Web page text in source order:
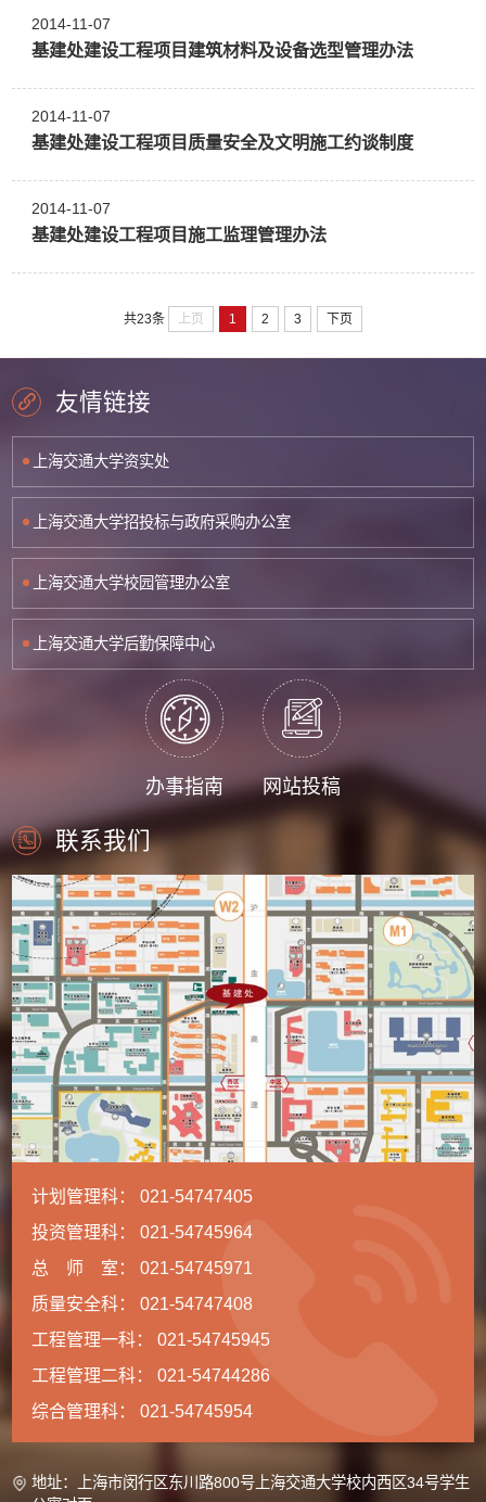
2014-11-07
基建处建设工程项目建筑材料及设备选型管理办法
2014-11-07
基建处建设工程项目质量安全及文明施工约谈制度
2014-11-07
基建处建设工程项目施工监理管理办法
共23条 上页 1 2 3 下页
友情链接
上海交通大学资实处
上海交通大学招投标与政府采购办公室
上海交通大学校园管理办公室
上海交通大学后勤保障中心
办事指南 网站投稿
联系我们
计划管理科： 021-54747405
投资管理科： 021-54745964
总 师 室： 021-54745971
质量安全科： 021-54747408
工程管理一科： 021-54745945
工程管理二科： 021-54744286
综合管理科： 021-54745954
地址：上海市闵行区东川路800号上海交通大学校内西区34号学生